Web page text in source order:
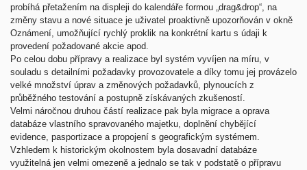
probíhá přetažením na displeji do kalendáře formou „drag&drop“, na
změny stavu a nové situace je uživatel proaktivně upozorňován v okně
Oznámení, umožňující rychlý proklik na konkrétní kartu s údaji k
provedení požadované akcie apod.
Po celou dobu přípravy a realizace byl systém vyvíjen na míru, v
souladu s detailními požadavky provozovatele a díky tomu jej provázelo
velké množství úprav a změnových požadavků, plynoucích z
průběžného testování a postupně získávaných zkušeností.
Velmi náročnou druhou částí realizace pak byla migrace a oprava
databáze vlastního spravovaného majetku, doplnění chybějící
evidence, pasportizace a propojení s geografickým systémem.
Vzhledem k historickým okolnostem byla dosavadní databáze
využitelná jen velmi omezeně a jednalo se tak v podstatě o přípravu